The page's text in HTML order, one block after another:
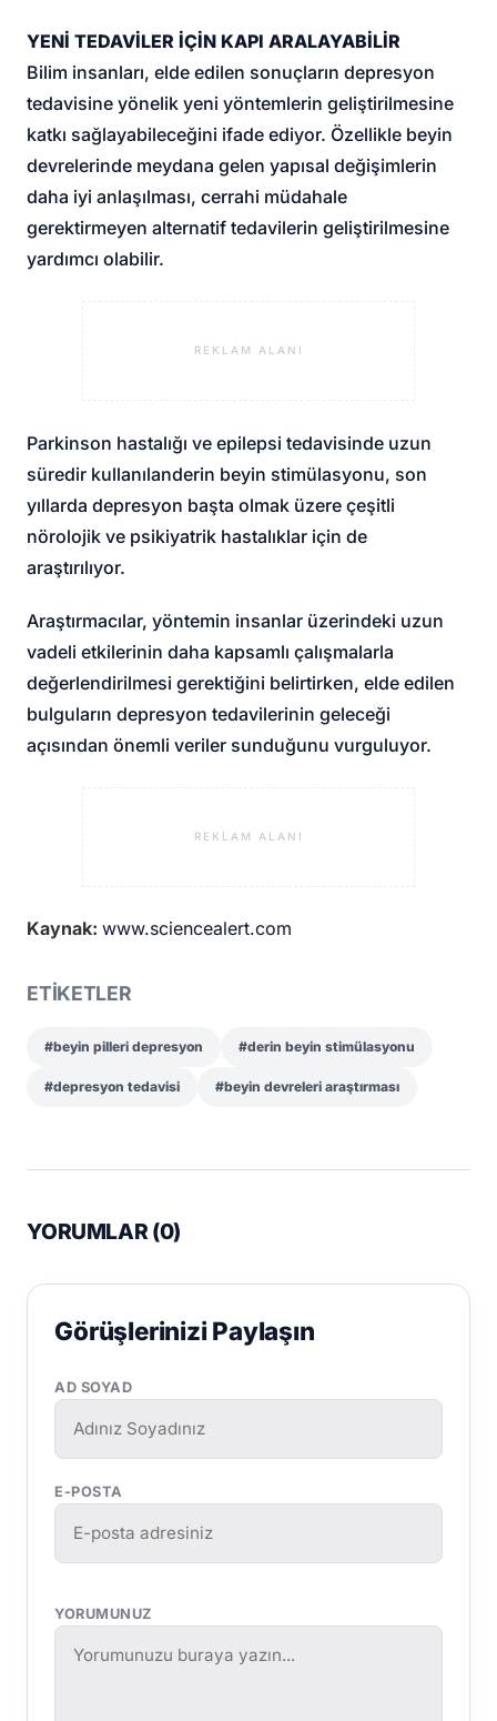
YENİ TEDAVİLER İÇİN KAPI ARALAYABİLİR
Bilim insanları, elde edilen sonuçların depresyon
tedavisine yönelik yeni yöntemlerin geliştirilmesine
katkı sağlayabileceğini ifade ediyor. Özellikle beyin
devrelerinde meydana gelen yapısal değişimlerin
daha iyi anlaşılması, cerrahi müdahale
gerektirmeyen alternatif tedavilerin geliştirilmesine
yardımcı olabilir.
REKLAM ALANI
Parkinson hastalığı ve epilepsi tedavisinde uzun
süredir kullanılanderin beyin stimülasyonu, son
yıllarda depresyon başta olmak üzere çeşitli
nörolojik ve psikiyatrik hastalıklar için de
araştırılıyor.
Araştırmacılar, yöntemin insanlar üzerindeki uzun
vadeli etkilerinin daha kapsamlı çalışmalarla
değerlendirilmesi gerektiğini belirtirken, elde edilen
bulguların depresyon tedavilerinin geleceği
açısından önemli veriler sunduğunu vurguluyor.
REKLAM ALANI
Kaynak: www.sciencealert.com
ETİKETLER
#beyin pilleri depresyon #derin beyin stimülasyonu
#depresyon tedavisi #beyin devreleri araştırması
YORUMLAR (0)
Görüşlerinizi Paylaşın
AD SOYAD
E-POSTA
YORUMUNUZ